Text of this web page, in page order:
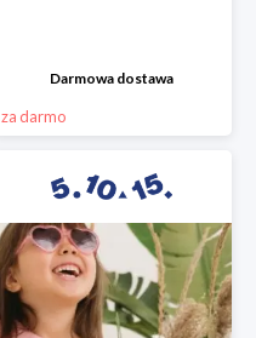
Darmowa dostawa
za darmo